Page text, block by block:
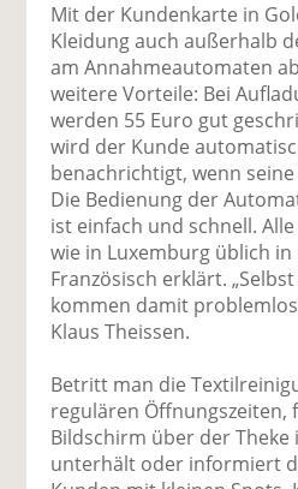
Mit der Kundenkarte in
Kleidung auch außerhalb
am Annahmeautomaten
weitere Vorteile: Bei
werden 55 Euro gut
wird der Kunde
benachrichtigt, wenn
Die Bedienung der
ist einfach und schnell.
wie in Luxemburg üblich
Französisch erklärt.
kommen damit
Klaus Theissen.
Betritt man die
regulären
Bildschirm über der Theke
unterhält oder informiert